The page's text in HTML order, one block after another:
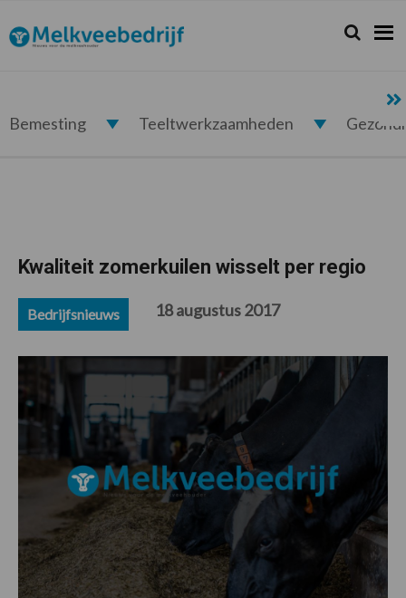
de
hoofdnavigatie
de
hoofd
de
eerste
de
voettekst
Melkveebedrijf.nl Zoeken...
Zoek
Bemesting Teeltwerkzaamheden
Kwaliteit zomerkuilen wisselt per regio
Bedrijfsnieuws 18 augustus 2017